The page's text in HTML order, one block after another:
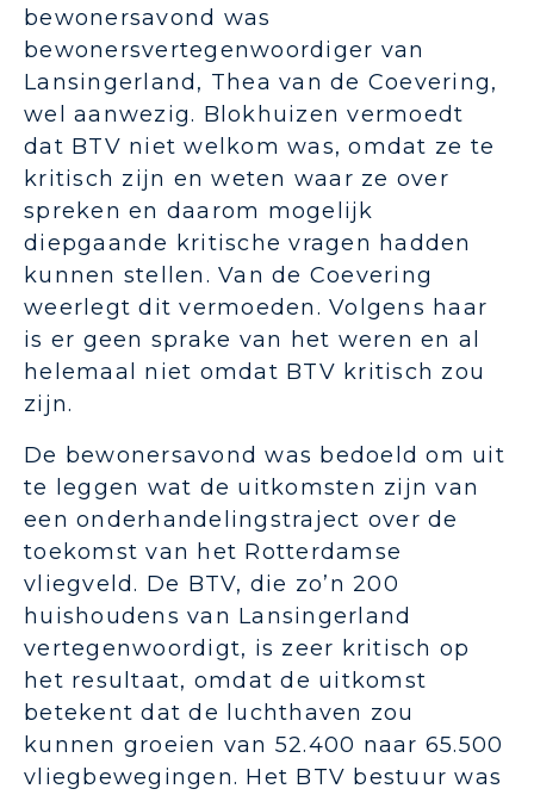
bewonersavond was
bewonersvertegenwoordiger van
Lansingerland, Thea van de Coevering,
wel aanwezig. Blokhuizen vermoedt
dat BTV niet welkom was, omdat ze te
kritisch zijn en weten waar ze over
spreken en daarom mogelijk
diepgaande kritische vragen hadden
kunnen stellen. Van de Coevering
weerlegt dit vermoeden. Volgens haar
is er geen sprake van het weren en al
helemaal niet omdat BTV kritisch zou
zijn.
De bewonersavond was bedoeld om uit
te leggen wat de uitkomsten zijn van
een onderhandelingstraject over de
toekomst van het Rotterdamse
vliegveld. De BTV, die zo’n 200
huishoudens van Lansingerland
vertegenwoordigt, is zeer kritisch op
het resultaat, omdat de uitkomst
betekent dat de luchthaven zou
kunnen groeien van 52.400 naar 65.500
vliegbewegingen. Het BTV bestuur was